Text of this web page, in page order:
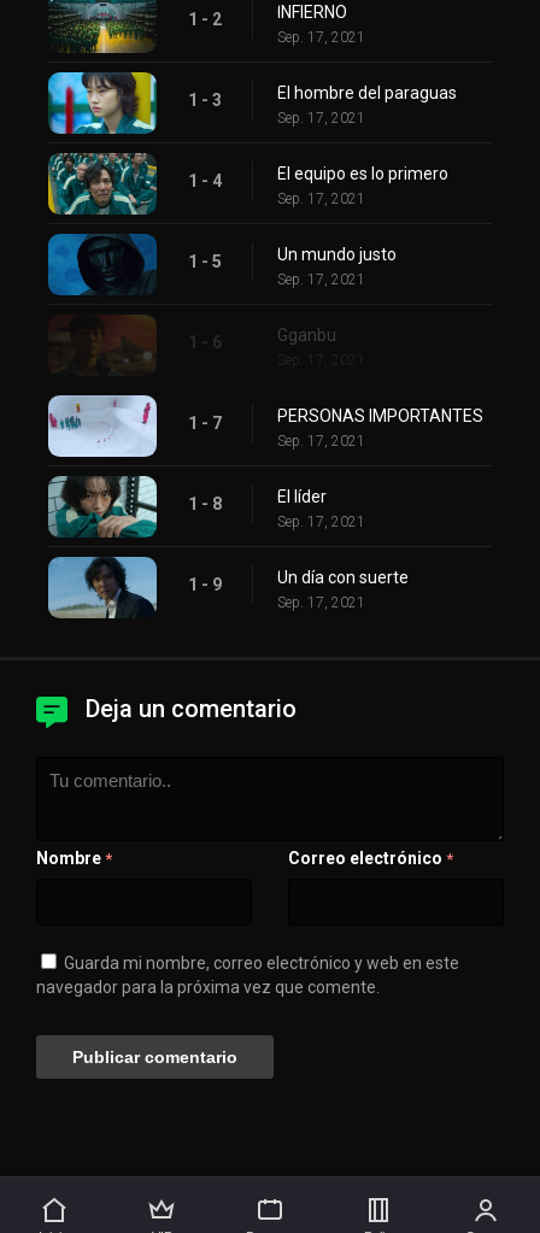
1 - 2 INFIERNO
Sep. 17, 2021
1 - 3 El hombre del paraguas
Sep. 17, 2021
1 - 4 El equipo es lo primero
Sep. 17, 2021
1 - 5 Un mundo justo
Sep. 17, 2021
1 - 6 Gganbu
Sep. 17, 2021
1 - 7 PERSONAS IMPORTANTES
Sep. 17, 2021
1 - 8 El líder
Sep. 17, 2021
1 - 9 Un día con suerte
Sep. 17, 2021
Deja un comentario
Nombre * Correo electrónico *
Guarda mi nombre, correo electrónico y web en este
navegador para la próxima vez que comente.
🚀 Síguenos aquí
💖 Apóyanos